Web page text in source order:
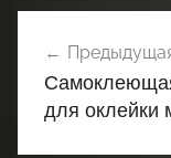
по
записям
для оклейки